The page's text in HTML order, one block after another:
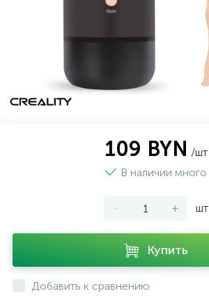
109 BYN /шт
В наличии много
- + шт
Купить
Добавить к сравнению